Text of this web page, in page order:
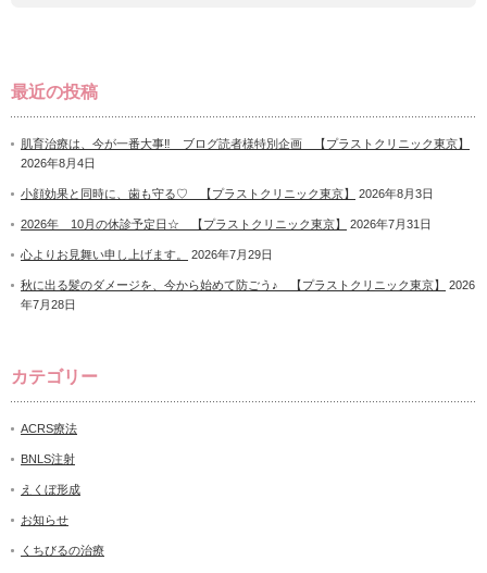
最近の投稿
肌育治療は、今が一番大事‼ ブログ読者様特別企画 【プラストクリニック東京】
2026年8月4日
小顔効果と同時に、歯も守る♡ 【プラストクリニック東京】 2026年8月3日
2026年 10月の休診予定日☆ 【プラストクリニック東京】 2026年7月31日
心よりお見舞い申し上げます。 2026年7月29日
秋に出る髪のダメージを、今から始めて防ごう♪ 【プラストクリニック東京】
2026
年7月28日
カテゴリー
ACRS療法
BNLS注射
えくぼ形成
お知らせ
くちびるの治療